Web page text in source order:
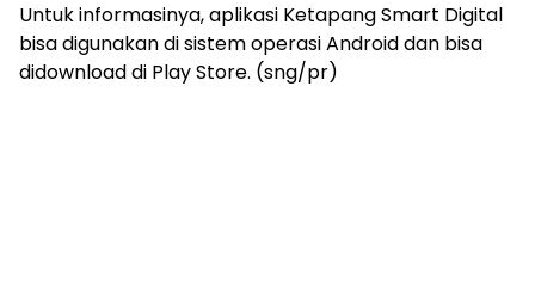
Untuk informasinya, aplikasi Ketapang Smart Digital
bisa digunakan di sistem operasi Android dan bisa
didownload di Play Store. (sng/pr)